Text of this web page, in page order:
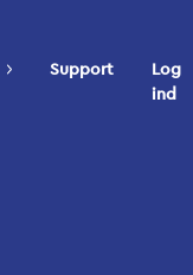
Support
Log
ind